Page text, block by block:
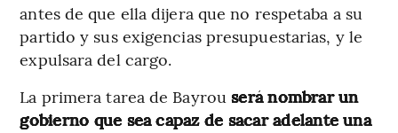
antes de que ella dijera que no respetaba a su
partido y sus exigencias presupuestarias, y le
expulsara del cargo.
La primera tarea de Bayrouserá nombrar un
gobierno que sea capaz de sacar adelante una